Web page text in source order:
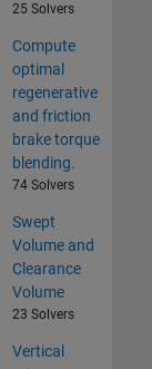
25 Solvers
Compute
optimal
regenerative
and friction
brake torque
blending.
74 Solvers
Swept
Volume and
Clearance
Volume
23 Solvers
Vertical